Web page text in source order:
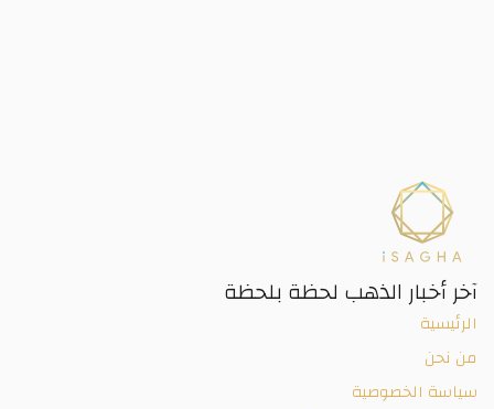
آخر أخبار الذهب لحظة بلحظة
الرئيسية
من نحن
سياسة الخصوصية